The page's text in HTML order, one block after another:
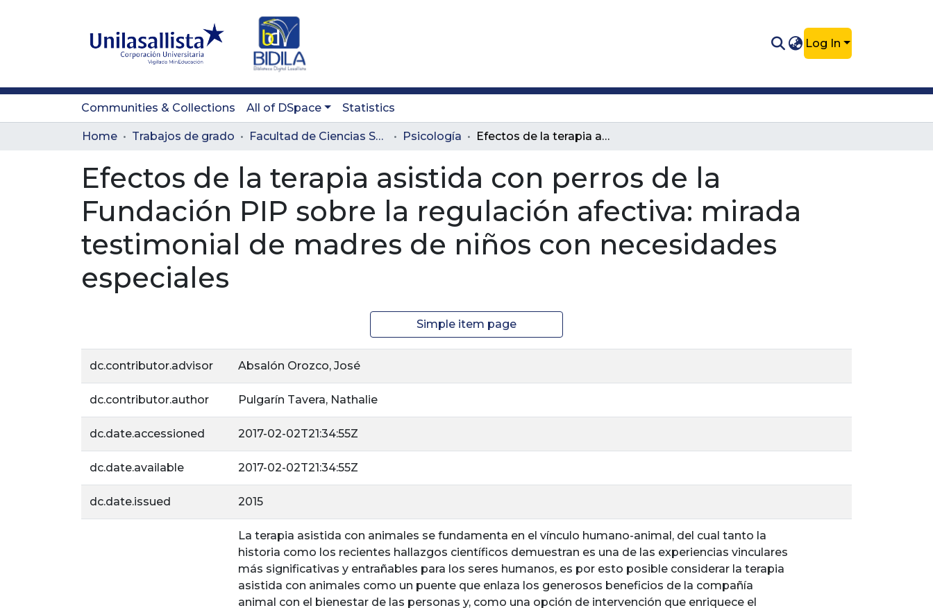
Log In
Communities & Collections All of DSpace Statistics
Home Trabajos de grado Facultad de Ciencias Sociales y Educación Psicología Efectos de la terapia asistida con perros de la Fundación PIP sobre la regulación afectiva: mirada testimonial de madres de niños con necesidades especiales
Efectos de la terapia asistida con perros de la
Fundación PIP sobre la regulación afectiva: mirada
testimonial de madres de niños con necesidades
especiales
Simple item page
dc.contributor.advisor Absalón Orozco, José
dc.contributor.author Pulgarín Tavera, Nathalie
dc.date.accessioned 2017-02-02T21:34:55Z
dc.date.available 2017-02-02T21:34:55Z
dc.date.issued 2015
La terapia asistida con animales se fundamenta en el vínculo humano-animal, del cual tanto la
historia como los recientes hallazgos científicos demuestran es una de las experiencias vinculares
más significativas y entrañables para los seres humanos, es por esto posible considerar la terapia
asistida con animales como un puente que enlaza los generosos beneficios de la compañía
animal con el bienestar de las personas y, como una opción de intervención que enriquece el